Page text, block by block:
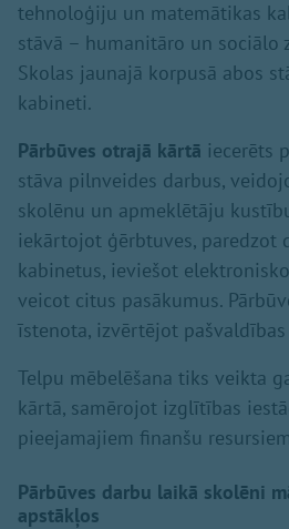
tehnoloģiju un matemātikas
stāvā – humanitāro un sociālo
Skolas jaunajā korpusā abos
kabineti.
Pārbūves otrajā kārtā iecerēts
stāva pilnveides darbus,
skolēnu un apmeklētāju
iekārtojot ģērbtuves, paredzot
kabinetus, ieviešot
veicot citus pasākumus.
īstenota, izvērtējot
Telpu mēbelēšana tiks veikta
kārtā, samērojot izglītības
pieejamajiem finanšu
Pārbūves darbu laikā skolēni
apstākļos